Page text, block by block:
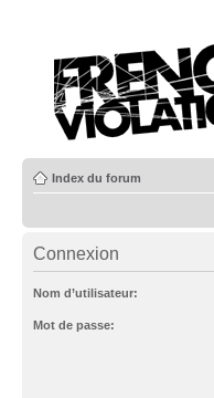
Index du forum
Connexion
Nom d’utilisateur:
Mot de passe: